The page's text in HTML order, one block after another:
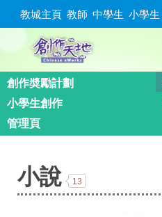
教城主頁 教師 中學生 小學生
創作奬勵計劃
小學生創作
管理頁
小說 13